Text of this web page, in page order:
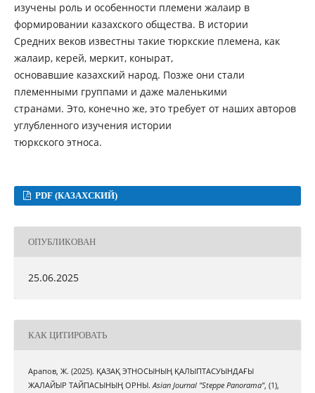
изучены роль и особенности племени жалаир в
формировании казахского общества. В истории
Средних веков известны такие тюркские племена, как
жалаир, керей, меркит, конырат,
основавшие казахский народ. Позже они стали
племенными группами и даже маленькими
странами. Это, конечно же, это требует от наших авторов
углубленного изучения истории
тюркского этноса.
PDF (КАЗАХСКИЙ)
ОПУБЛИКОВАН
25.06.2025
КАК ЦИТИРОВАТЬ
Арапов, Ж. (2025). ҚАЗАҚ ЭТНОСЫНЫҢ ҚАЛЫПТАСУЫНДАҒЫ
ЖАЛАЙЫР ТАЙПАСЫНЫҢ ОРНЫ.Asian Journal "Steppe Panorama", (1),